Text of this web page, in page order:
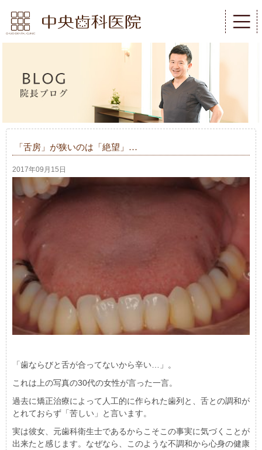
「舌房」が狭いのは「絶望」…
2017年09月15日
「歯ならびと舌が合ってないから辛い…」。
これは上の写真の30代の女性が言った一言。
過去に矯正治療によって人工的に作られた歯列と、舌との調和が
とれておらず「苦しい」と言います。
実は彼女、元歯科衛生士であるからこそこの事実に気づくことが
出来たと感じます。なぜなら、このような不調和から心身の健康